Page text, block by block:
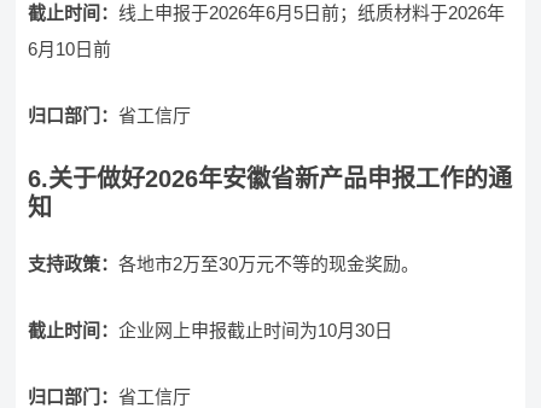
截止时间： 线上申报于2026年6月5日前；纸质材料于2026年
6月10日前
归口部门：省工信厅
6.关于做好2026年安徽省新产品申报工作的通
知
支持政策：各地市2万至30万元不等的现金奖励。
截止时间：企业网上申报截止时间为10月30日
归口部门：省工信厅